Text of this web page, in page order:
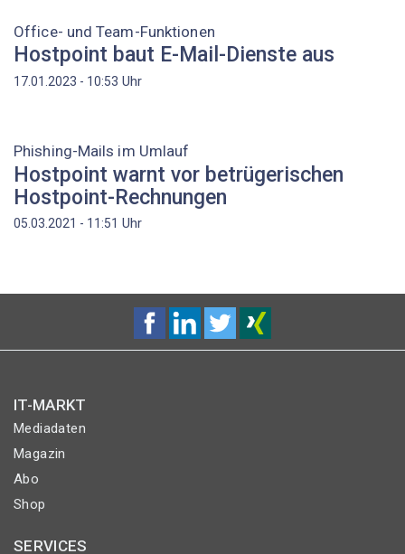
Office- und Team-Funktionen
Hostpoint baut E-Mail-Dienste aus
17.01.2023 - 10:53 Uhr
Phishing-Mails im Umlauf
Hostpoint warnt vor betrügerischen
Hostpoint-Rechnungen
05.03.2021 - 11:51 Uhr
IT-MARKT
Mediadaten
Magazin
Abo
Shop
SERVICES